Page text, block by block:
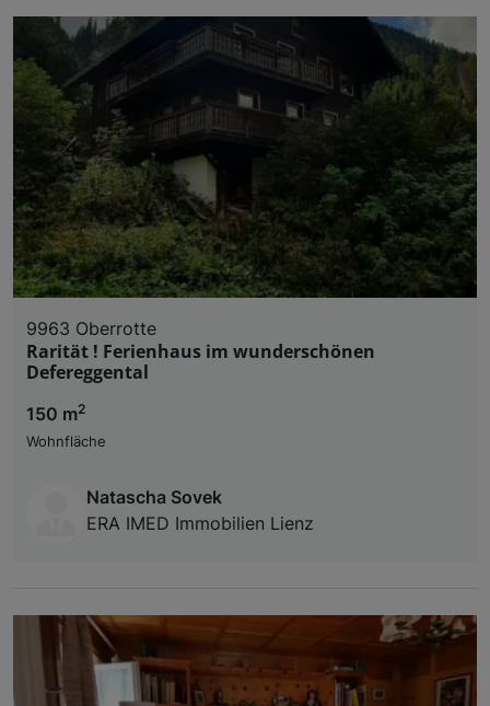
9963 Oberrotte
Rarität ! Ferienhaus im wunderschönen
Defereggental
150 m2
Wohnfläche
Natascha Sovek
ERA IMED Immobilien Lienz